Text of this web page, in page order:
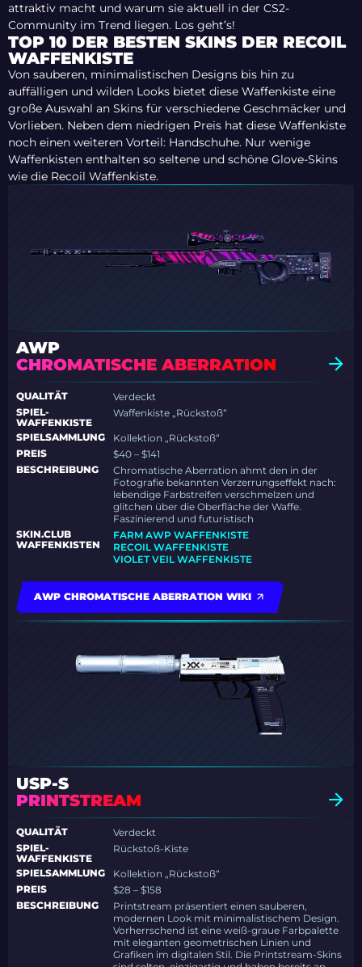
attraktiv macht und warum sie aktuell in der CS2-
Community im Trend liegen. Los geht’s!
TOP 10 DER BESTEN SKINS DER RECOIL
WAFFENKISTE
Von sauberen, minimalistischen Designs bis hin zu
auffälligen und wilden Looks bietet diese Waffenkiste eine
große Auswahl an Skins für verschiedene Geschmäcker und
Vorlieben. Neben dem niedrigen Preis hat diese Waffenkiste
noch einen weiteren Vorteil: Handschuhe. Nur wenige
Waffenkisten enthalten so seltene und schöne Glove-Skins
wie die Recoil Waffenkiste.
AWP
CHROMATISCHE ABERRATION
QUALITÄT
Verdeckt
SPIEL-
WAFFENKISTE
Waffenkiste „Rückstoß“
SPIELSAMMLUNG
Kollektion „Rückstoß“
PREIS
$40 – $141
BESCHREIBUNG
Chromatische Aberration ahmt den in der
Fotografie bekannten Verzerrungseffekt nach:
lebendige Farbstreifen verschmelzen und
glitchen über die Oberfläche der Waffe.
Faszinierend und futuristisch
SKIN.CLUB
WAFFENKISTEN
FARM AWP WAFFENKISTE
RECOIL WAFFENKISTE
VIOLET VEIL WAFFENKISTE
AWP CHROMATISCHE ABERRATION WIKI
USP-S
PRINTSTREAM
QUALITÄT
Verdeckt
SPIEL-
WAFFENKISTE
Rückstoß-Kiste
SPIELSAMMLUNG
Kollektion „Rückstoß“
PREIS
$28 – $158
BESCHREIBUNG
Printstream präsentiert einen sauberen,
modernen Look mit minimalistischem Design.
Vorherrschend ist eine weiß-graue Farbpalette
mit eleganten geometrischen Linien und
Grafiken im digitalen Stil. Die Printstream-Skins